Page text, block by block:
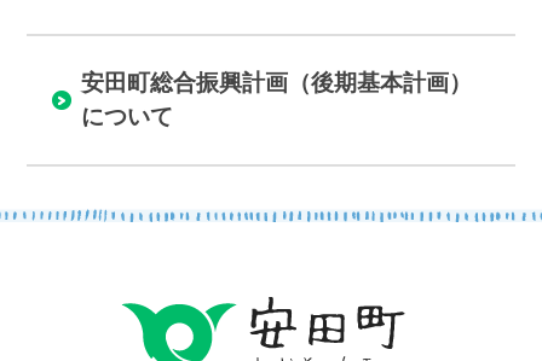
安田町総合振興計画（後期基本計画）
について